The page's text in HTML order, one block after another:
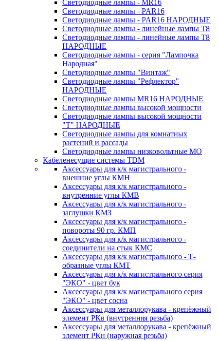
Светодиодные лампы - MR16
Светодиодные лампы - PAR16
Светодиодные лампы - PAR16 НАРОДНЫЕ
Светодиодные лампы - линейные лампы T8
Светодиодные лампы - линейные лампы T8
НАРОДНЫЕ
Светодиодные лампы - серия "Лампочка
Народная"
Светодиодные лампы "Винтаж"
Светодиодные лампы "Рефлектор"
НАРОДНЫЕ
Светодиодные лампы MR16 НАРОДНЫЕ
Светодиодные лампы высокой мощности
Светодиодные лампы высокой мощности
"Т" НАРОДНЫЕ
Светодиодные лампы для комнатных
растений и рассады
Светодиодные лампы низковольтные МО
Кабеленесущие системы TDM
Аксессуары для к/к магистрального -
внешние углы КМН
Аксессуары для к/к магистрального -
внутренние углы КМВ
Аксессуары для к/к магистрального -
заглушки КМЗ
Аксессуары для к/к магистрального -
повороты 90 гр. КМП
Аксессуары для к/к магистрального -
соединители на стык КМС
Аксессуары для к/к магистрального - Т-
образные углы КМТ
Аксессуары для к/к магистрального серия
"ЭКО" - цвет бук
Аксессуары для к/к магистрального серия
"ЭКО" - цвет сосна
Аксессуары для металлорукава - крепёжный
элемент РКв (внутренняя резьба)
Аксессуары для металлорукава - крепёжный
элемент РКн (наружная резьба)